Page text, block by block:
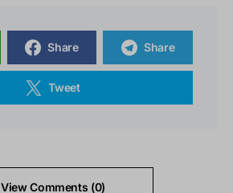
Share Share
Tweet
View Comments (0)